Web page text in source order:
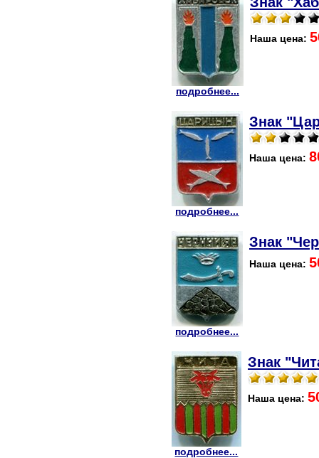
подробнее...
Наша цена:
подробнее...
Знак
Наша цена:
подробнее...
Знак
Наша цена:
подробнее...
Знак
Наша цена: